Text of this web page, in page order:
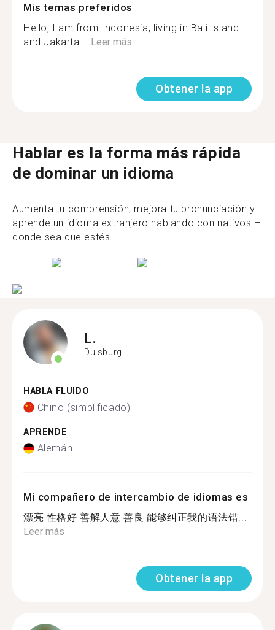
Mis temas preferidos
Hello, I am from Indonesia, living in Bali Island
and Jakarta.... Leer más
Obtener la app
Hablar es la forma más rápida
de dominar un idioma
Aumenta tu comprensión, mejora tu pronunciación y
aprende un idioma extranjero hablando con nativos –
donde sea que estés.
L.
Duisburg
HABLA FLUIDO
Chino (simplificado)
APRENDE
Alemán
Mi compañero de intercambio de idiomas es
漂亮 性格好 善解人意 善良 能够纠正我的语法错...
Leer más
Obtener la app